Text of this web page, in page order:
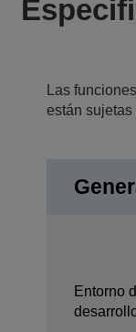
Las
están
Entorno